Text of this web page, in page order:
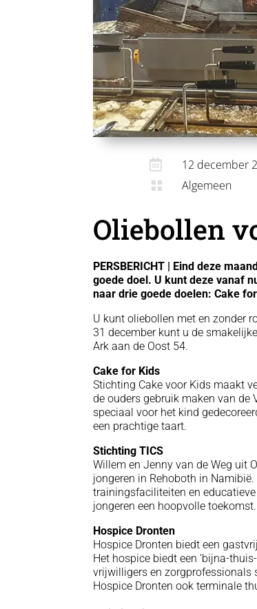
 12 december
 Algemeen
Oliebollen
PERSBERICHT | Eind deze
goede doel. U kunt deze vanaf
naar drie goede doelen: Cake
U kunt oliebollen met en zonder
31 december kunt u de
Ark aan de Oost 54.
Cake for Kids
Stichting Cake voor Kids maakt
de ouders gebruik maken van de
speciaal voor het kind
een prachtige taart.
Stichting TICS
Willem en Jenny van de Weg uit
jongeren in Rehoboth in
trainingsfaciliteiten en
jongeren een hoopvolle toekomst.
Hospice Dronten
Hospice Dronten biedt een
Het hospice biedt een ‘bijna-
vrijwilligers en zorgprofessionals
Hospice Dronten ook terminale